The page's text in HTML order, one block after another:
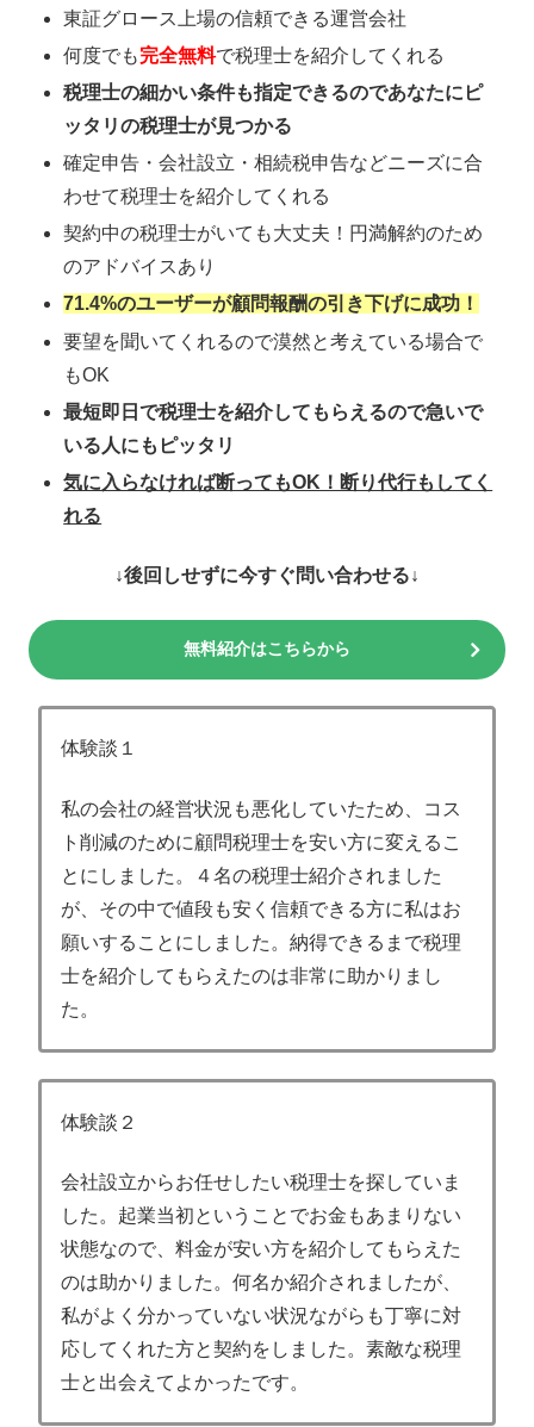
東証グロース上場の信頼できる運営会社
何度でも完全無料で税理士を紹介してくれる
税理士の細かい条件も指定できるのであなたにピ
ッタリの税理士が見つかる
確定申告・会社設立・相続税申告などニーズに合
わせて税理士を紹介してくれる
契約中の税理士がいても大丈夫！円満解約のため
のアドバイスあり
71.4%のユーザーが顧問報酬の引き下げに成功！
要望を聞いてくれるので漠然と考えている場合で
もOK
最短即日で税理士を紹介してもらえるので急いで
いる人にもピッタリ
気に入らなければ断ってもOK！断り代行もしてく
れる
↓後回しせずに今すぐ問い合わせる↓
無料紹介はこちらから
体験談１
私の会社の経営状況も悪化していたため、コス
ト削減のために顧問税理士を安い方に変えるこ
とにしました。４名の税理士紹介されました
が、その中で値段も安く信頼できる方に私はお
願いすることにしました。納得できるまで税理
士を紹介してもらえたのは非常に助かりまし
た。
体験談２
会社設立からお任せしたい税理士を探していま
した。起業当初ということでお金もあまりない
状態なので、料金が安い方を紹介してもらえた
のは助かりました。何名か紹介されましたが、
私がよく分かっていない状況ながらも丁寧に対
応してくれた方と契約をしました。素敵な税理
士と出会えてよかったです。